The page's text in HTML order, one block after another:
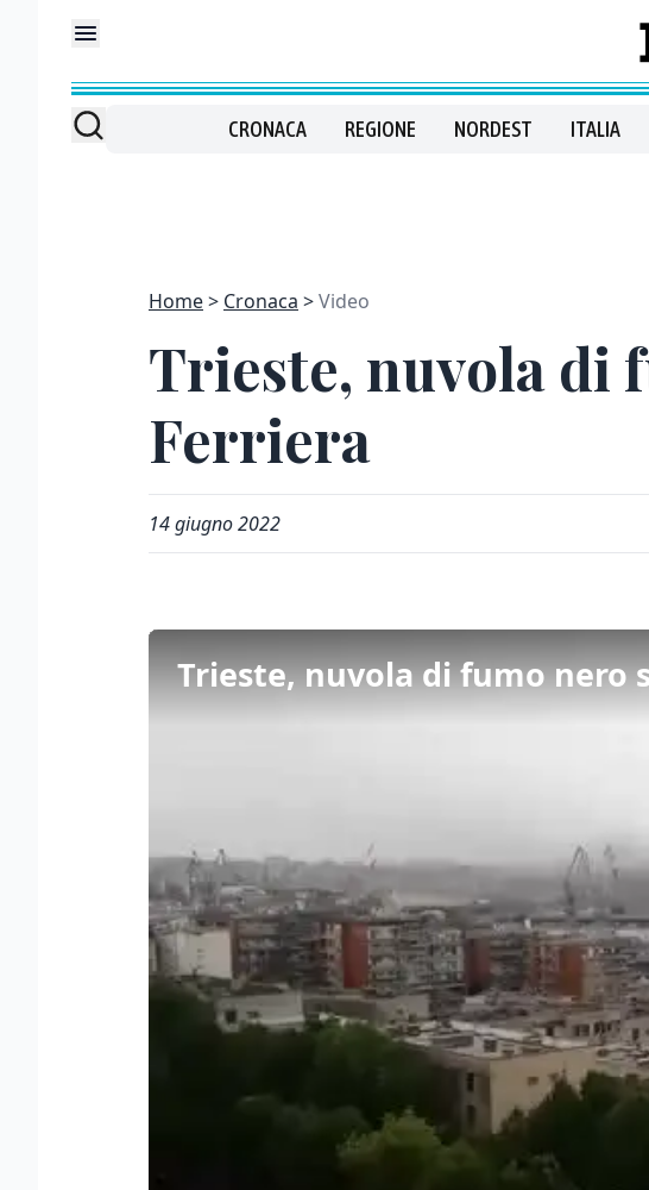
CRONACA REGIONE NORDEST ITALIA
Home Cronaca Video
Trieste, nuvola di
Ferriera
14 giugno 2022
Trieste, nuvola di fumo nero